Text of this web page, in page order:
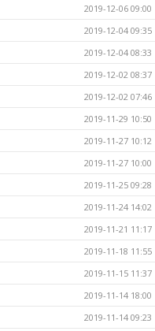
2019-12-06 09:00
2019-12-04 09:35
2019-12-04 08:33
2019-12-02 08:37
2019-12-02 07:46
2019-11-29 10:50
2019-11-27 10:12
2019-11-27 10:00
2019-11-25 09:28
2019-11-24 14:02
2019-11-21 11:17
2019-11-18 11:55
2019-11-15 11:37
2019-11-14 18:00
2019-11-14 09:23